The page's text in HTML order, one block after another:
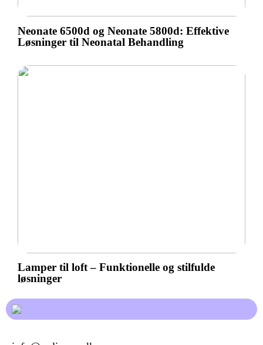
Neonate 6500d og Neonate 5800d: Effektive
Løsninger til Neonatal Behandling
Lamper til loft – Funktionelle og stilfulde
løsninger